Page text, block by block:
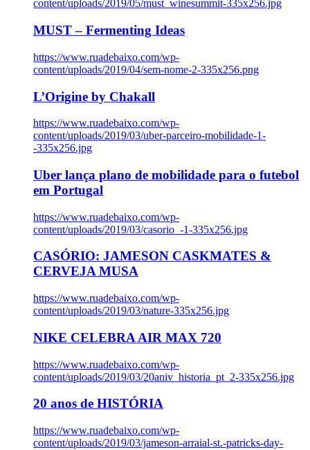
content/uploads/2019/05/must_winesummit-335x256.jpg
MUST – Fermenting Ideas
https://www.ruadebaixo.com/wp-
content/uploads/2019/04/sem-nome-2-335x256.png
L’Origine by Chakall
https://www.ruadebaixo.com/wp-
content/uploads/2019/03/uber-parceiro-mobilidade-1-
-335x256.jpg
Uber lança plano de mobilidade para o futebol
em Portugal
https://www.ruadebaixo.com/wp-
content/uploads/2019/03/casorio_-1-335x256.jpg
CASÓRIO: JAMESON CASKMATES &
CERVEJA MUSA
https://www.ruadebaixo.com/wp-
content/uploads/2019/03/nature-335x256.jpg
NIKE CELEBRA AIR MAX 720
https://www.ruadebaixo.com/wp-
content/uploads/2019/03/20aniv_historia_pt_2-335x256.jpg
20 anos de HISTÓRIA
https://www.ruadebaixo.com/wp-
content/uploads/2019/03/jameson-arraial-st.-patricks-day-